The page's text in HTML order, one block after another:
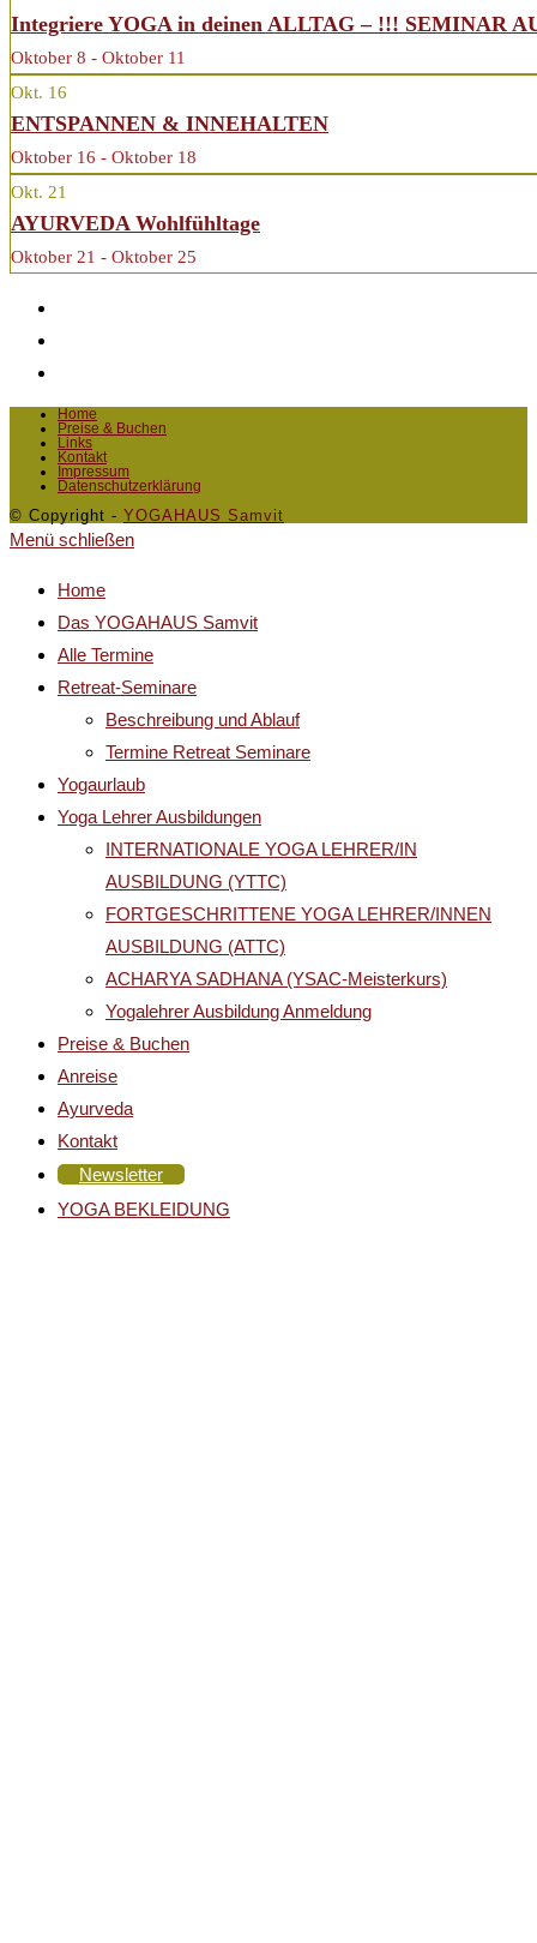
Integriere YOGA in deinen ALLTAG – !!! SEMINAR
Oktober 8 - Oktober 11
Okt. 16
ENTSPANNEN & INNEHALTEN
Oktober 16 - Oktober 18
Okt. 21
AYURVEDA Wohlfühltage
Oktober 21 - Oktober 25
Home
Preise & Buchen
Links
Kontakt
Impressum
Datenschutzerklärung
© Copyright - YOGAHAUS Samvit
Menü schließen
Home
Das YOGAHAUS Samvit
Alle Termine
Retreat-Seminare
Beschreibung und Ablauf
Termine Retreat Seminare
Yogaurlaub
Yoga Lehrer Ausbildungen
INTERNATIONALE YOGA LEHRER/IN
AUSBILDUNG (YTTC)
FORTGESCHRITTENE YOGA LEHRER/INNEN
AUSBILDUNG (ATTC)
ACHARYA SADHANA (YSAC-Meisterkurs)
Yogalehrer Ausbildung Anmeldung
Preise & Buchen
Anreise
Ayurveda
Kontakt
Newsletter
YOGA BEKLEIDUNG